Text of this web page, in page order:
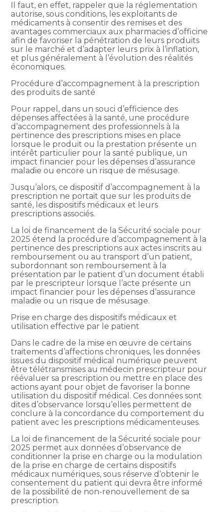
Il faut, en effet, rappeler que la réglementation
autorise, sous conditions, les exploitants de
médicaments à consentir des remises et des
avantages commerciaux aux pharmacies d’officine
afin de favoriser la pénétration de leurs produits
sur le marché et d’adapter leurs prix à l’inflation,
et plus généralement à l’évolution des réalités
économiques.
Procédure d’accompagnement à la prescription
des produits de santé
Pour rappel, dans un souci d’efficience des
dépenses affectées à la santé, une procédure
d’accompagnement des professionnels à la
pertinence des prescriptions mises en place
lorsque le produit ou la prestation présente un
intérêt particulier pour la santé publique, un
impact financier pour les dépenses d’assurance
maladie ou encore un risque de mésusage.
Jusqu’alors, ce dispositif d’accompagnement à la
prescription ne portait que sur les produits de
santé, les dispositifs médicaux et leurs
prescriptions associés.
La loi de financement de la Sécurité sociale pour
2025 étend la procédure d’accompagnement à la
pertinence des prescriptions aux actes inscrits au
remboursement ou au transport d’un patient,
subordonnant son remboursement à la
présentation par le patient d’un document établi
par le prescripteur lorsque l’acte présente un
impact financier pour les dépenses d’assurance
maladie ou un risque de mésusage.
Prise en charge des dispositifs médicaux et
utilisation effective par le patient
Dans le cadre de la mise en œuvre de certains
traitements d’affections chroniques, les données
issues du dispositif médical numérique peuvent
être télétransmises au médecin prescripteur pour
réévaluer sa prescription ou mettre en place des
actions ayant pour objet de favoriser la bonne
utilisation du dispositif médical. Ces données sont
dites d’observance lorsqu’elles permettent de
conclure à la concordance du comportement du
patient avec les prescriptions médicamenteuses.
La loi de financement de la Sécurité sociale pour
2025 permet aux données d’observance de
conditionner la prise en charge ou la modulation
de la prise en charge de certains dispositifs
médicaux numériques, sous réserve d’obtenir le
consentement du patient qui devra être informé
de la possibilité de non-renouvellement de sa
prescription.